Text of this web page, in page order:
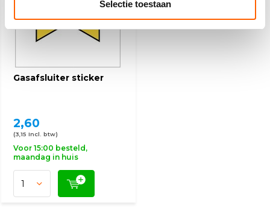
Selectie toestaan
Gasafsluiter sticker
2,60
(3,15 Incl. btw)
Voor 15:00 besteld,
maandag in huis